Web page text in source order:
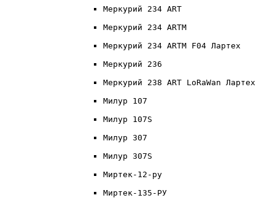
Меркурий 234 ART
Меркурий 234 ARTM
Меркурий 234 ARTM F04 Лартех
Меркурий 236
Меркурий 238 ART LoRaWan Лартех
Милур 107
Милур 107S
Милур 307
Милур 307S
Миртек-12-ру
Миртек-135-РУ